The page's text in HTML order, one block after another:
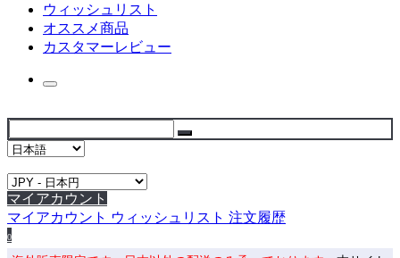
ウィッシュリスト
オススメ商品
カスタマーレビュー
マイアカウント
マイアカウント ウィッシュリスト 注文履歴
0